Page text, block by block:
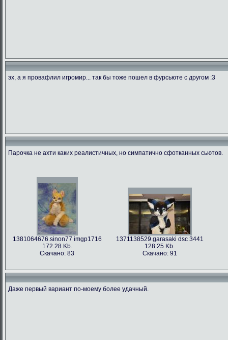
эх, а я провафлил игромир... так бы тоже пошел в фурсьюте с другом :3
Парочка не ахти каких реалистичных, но симпатично сфотканных сьютов.
1381064676.sinon77 imgp1716
172.28 Kb.
Скачано: 83
1371138529.garasaki dsc 3441
128.25 Kb.
Скачано: 91
Даже первый вариант по-моему более удачный.